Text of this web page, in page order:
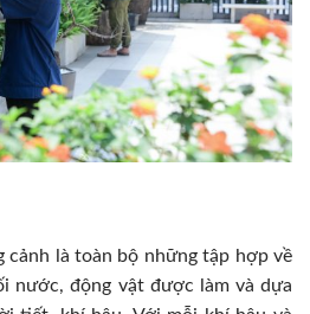
cảnh là toàn bộ những tập hợp về
nước, động vật được làm và dựa